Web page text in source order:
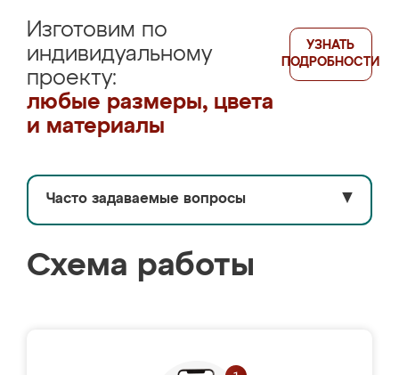
Изготовим по
индивидуальному
проекту:
любые размеры, цвета
и материалы
УЗНАТЬ
ПОДРОБНОСТИ
Часто задаваемые вопросы ▼
Схема работы